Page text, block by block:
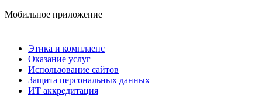
Мобильное приложение
Этика и комплаенс
Оказание услуг
Использование сайтов
Защита персональных данных
ИТ аккредитация